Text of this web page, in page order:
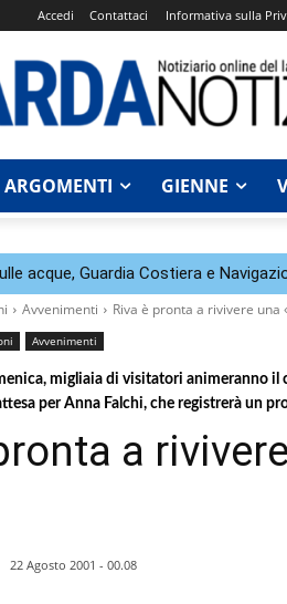
Accedi Contattaci Informativa sulla
ARGOMENTI GIENNE
acque, Guardia Costiera e
Avvenimenti Riva è pronta a rivivere una
Avvenimenti
migliaia di visitatori animeranno
per Anna Falchi, che registrerà un
a
22 Agosto 2001 - 00.08